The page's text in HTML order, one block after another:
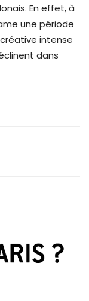
En effet, à
une période
intense
dans